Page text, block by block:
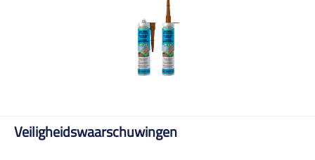
Veiligheidswaarschuwingen